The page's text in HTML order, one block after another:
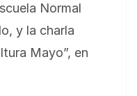
Normal
y la charla
Mayo”, en